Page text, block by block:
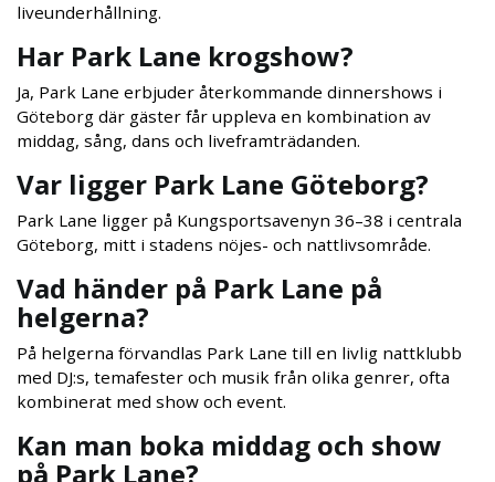
liveunderhållning.
Har Park Lane krogshow?
Ja, Park Lane erbjuder återkommande dinnershows i
Göteborg där gäster får uppleva en kombination av
middag, sång, dans och liveframträdanden.
Var ligger Park Lane Göteborg?
Park Lane ligger på Kungsportsavenyn 36–38 i centrala
Göteborg, mitt i stadens nöjes- och nattlivsområde.
Vad händer på Park Lane på
helgerna?
På helgerna förvandlas Park Lane till en livlig nattklubb
med DJ:s, temafester och musik från olika genrer, ofta
kombinerat med show och event.
Kan man boka middag och show
på Park Lane?